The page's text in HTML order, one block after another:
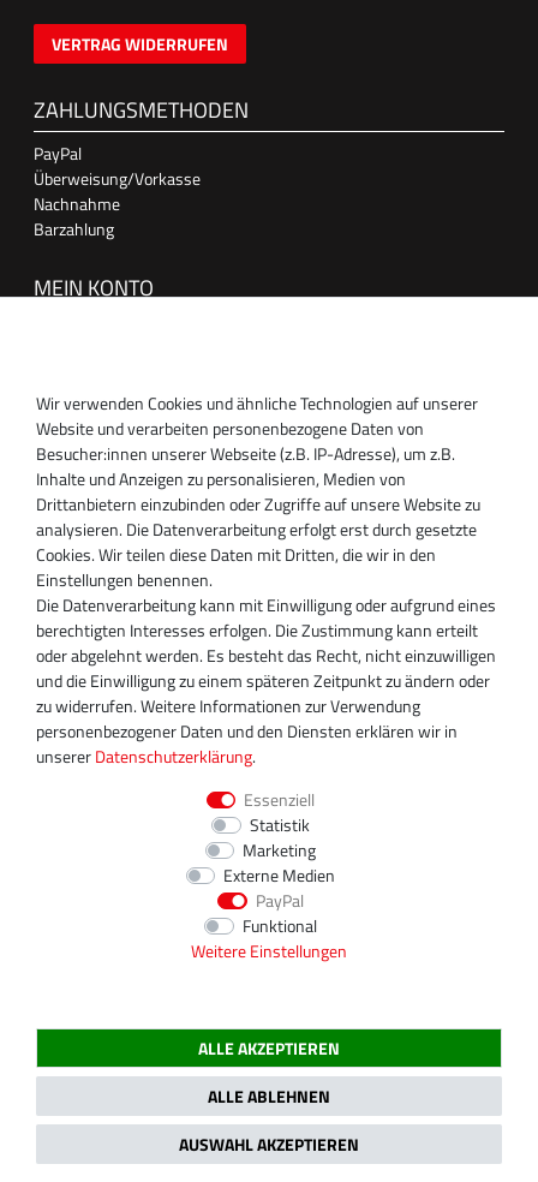
VERTRAG WIDERRUFEN
ZAHLUNGSMETHODEN
PayPal
Überweisung/Vorkasse
Nachnahme
Barzahlung
MEIN KONTO
SUPPORT
Inhaber:
Magnos Turbosystems GmbH
Miraustraße 27-29
D-13509 Berlin
+49 30 340 606 740
+49 30 340 606 740
+49 30 340 606 745
info@turboservice24.de
Aktuelle Öffnungszeiten
Mo-Fr: 08:00 Uhr - 18:00 Uhr
Sa: geschlossen
2020 Magnos Turbosystems GmbH | Alle Preise inklusive gesetzlicher MwSt.
Wir verwenden Cookies und ähnliche Technologien auf unserer
Website und verarbeiten personenbezogene Daten von
Besucher:innen unserer Webseite (z.B. IP-Adresse), um z.B.
Inhalte und Anzeigen zu personalisieren, Medien von
Drittanbietern einzubinden oder Zugriffe auf unsere Website zu
analysieren. Die Datenverarbeitung erfolgt erst durch gesetzte
Cookies. Wir teilen diese Daten mit Dritten, die wir in den
Einstellungen benennen.
Die Datenverarbeitung kann mit Einwilligung oder aufgrund eines
berechtigten Interesses erfolgen. Die Zustimmung kann erteilt
oder abgelehnt werden. Es besteht das Recht, nicht einzuwilligen
und die Einwilligung zu einem späteren Zeitpunkt zu ändern oder
zu widerrufen. Weitere Informationen zur Verwendung
personenbezogener Daten und den Diensten erklären wir in
unsererDaten­schutz­erklärung.
Essenziell
Statistik
Marketing
Externe Medien
PayPal
Funktional
Weitere Einstellungen
ALLE AKZEPTIEREN
ALLE ABLEHNEN
AUSWAHL AKZEPTIEREN